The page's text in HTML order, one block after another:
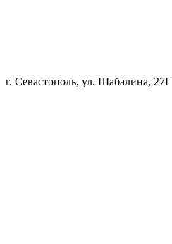
г. Севастополь, ул. Шабалина, 27Г